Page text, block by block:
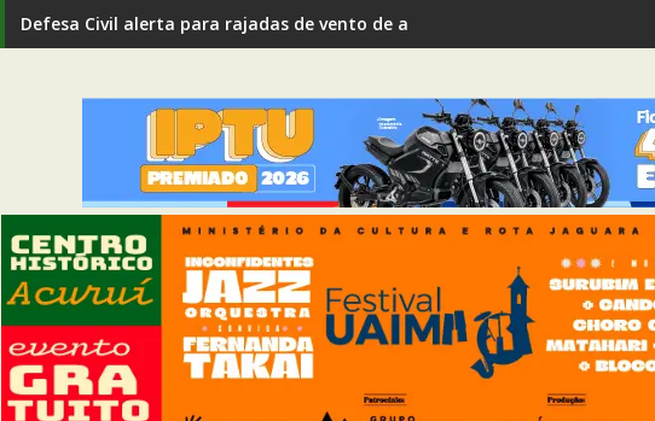
Defesa Civil alerta para rajadas de vento de até 80 km/h em Itabirito